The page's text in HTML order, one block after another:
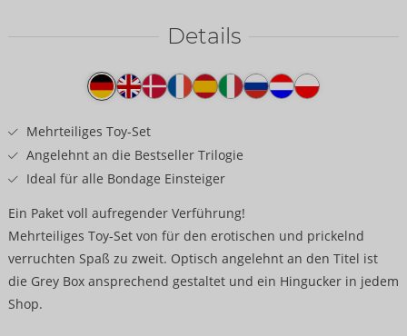
Details
Produkttext
Mehrteiliges Toy-Set
Angelehnt an die Bestseller Trilogie
Ideal für alle Bondage Einsteiger
Ein Paket voll aufregender Verführung!
Mehrteiliges Toy-Set von für den erotischen und prickelnd
verruchten Spaß zu zweit. Optisch angelehnt an den Titel ist
die Grey Box ansprechend gestaltet und ein Hingucker in jedem
Shop.